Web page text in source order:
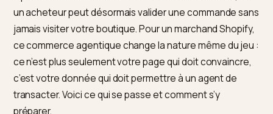
Jusqu’ici, l’IA recommandait et l’humain achetait.
frontière vient de tomber. Depuis le 16 février 2026,
OpenAI a ouvert l’achat directement dans ChatGPT,
un acheteur peut désormais valider une commande